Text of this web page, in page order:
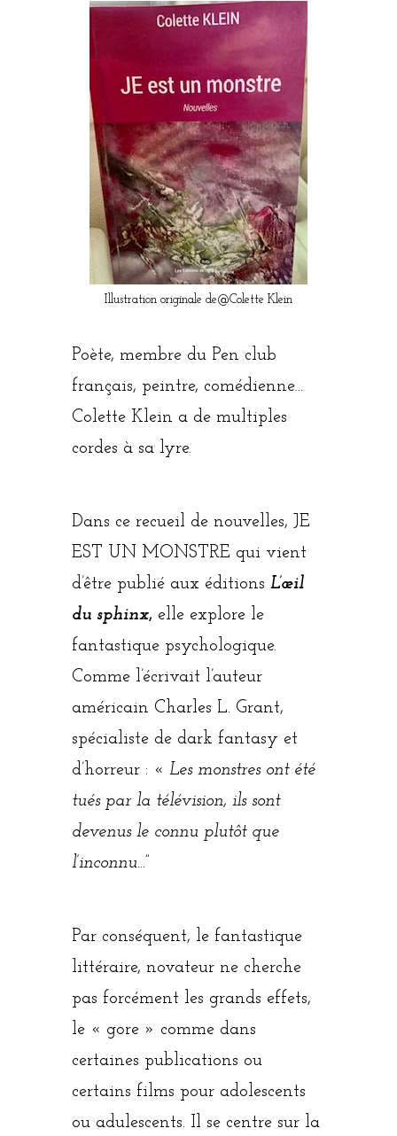
Illustration originale de@Colette Klein
Poète, membre du Pen club
français, peintre, comédienne…
Colette Klein a de multiples
cordes à sa lyre.
Dans ce recueil de nouvelles, JE
EST UN MONSTRE qui vient
d’être publié aux éditions L’œil
du sphinx, elle explore le
fantastique psychologique.
Comme l’écrivait l’auteur
américain Charles L. Grant,
spécialiste de dark fantasy et
d’horreur : « Les monstres ont été
tués par la télévision, ils sont
devenus le connu plutôt que
l’inconnu...”
Par conséquent, le fantastique
littéraire, novateur ne cherche
pas forcément les grands effets,
le « gore » comme dans
certaines publications ou
certains films pour adolescents
ou adulescents. Il se centre sur la